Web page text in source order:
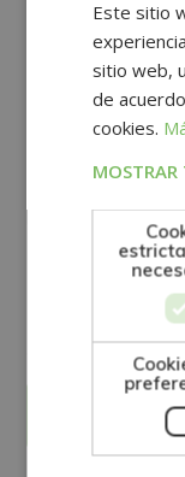
GRUPO TARRACO DE
Finalidad del
los productos
Legitimación del
Derechos: Puede
dirigiéndose a la
Para más información
Desea recibir
Este sitio
sitio web,
de
cookies.
MOSTRAR